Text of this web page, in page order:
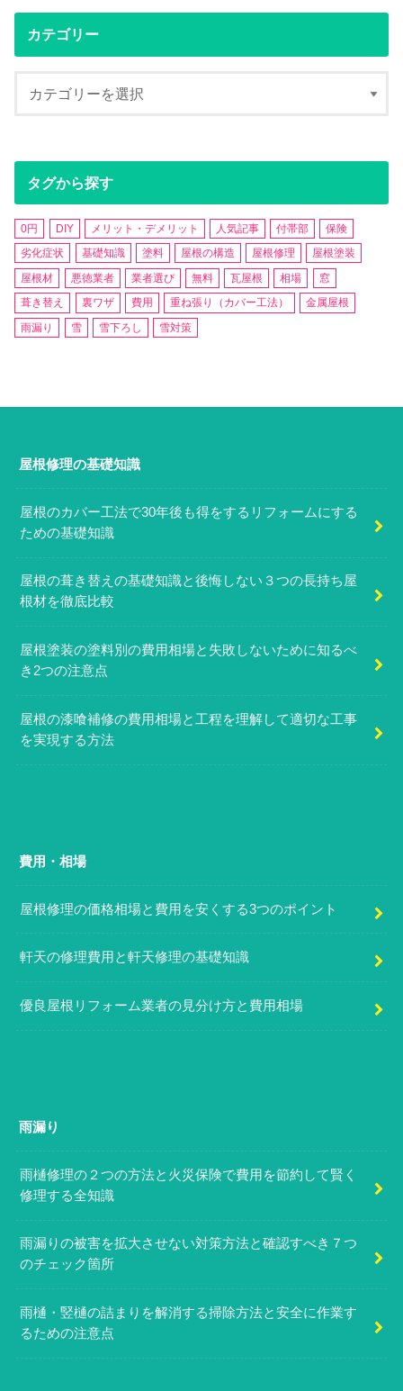
カテゴリー
タグから探す
0円 DIY メリット・デメリット 人気記事 付帯部
保険
劣化症状
基礎知識 塗料 屋根の構造 屋根修理
屋根塗装
屋根材
悪徳業者 業者選び 無料 瓦屋根 相場
窓
葺き替え
裏ワザ 費用 重ね張り（カバー工法）
金属屋根
雨漏り
雪 雪下ろし 雪対策
屋根修理の基礎知識
屋根のカバー工法で30年後も得をするリフォームにする
ための基礎知識
屋根の葺き替えの基礎知識と後悔しない３つの長持ち屋
根材を徹底比較
屋根塗装の塗料別の費用相場と失敗しないために知るべ
き2つの注意点
屋根の漆喰補修の費用相場と工程を理解して適切な工事
を実現する方法
費用・相場
屋根修理の価格相場と費用を安くする3つのポイント
軒天の修理費用と軒天修理の基礎知識
優良屋根リフォーム業者の見分け方と費用相場
雨漏り
雨樋修理の２つの方法と火災保険で費用を節約して賢く
修理する全知識
雨漏りの被害を拡大させない対策方法と確認すべき７つ
のチェック箇所
雨樋・竪樋の詰まりを解消する掃除方法と安全に作業す
るための注意点